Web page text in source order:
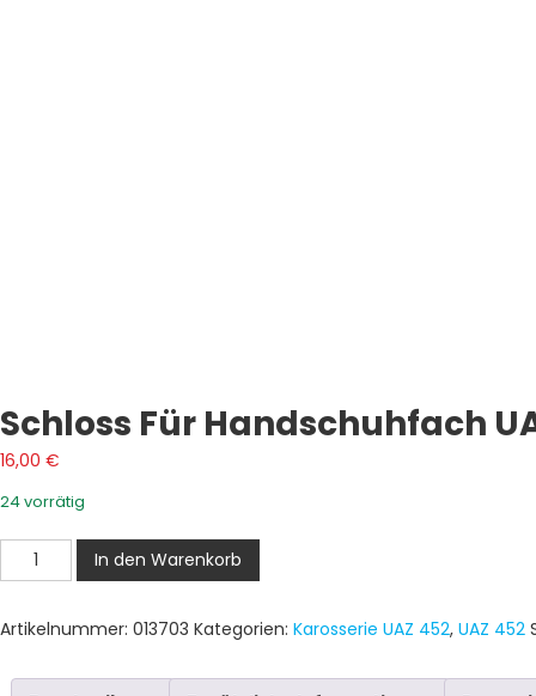
Schloss Für Handschuhfach
16,00 €
24 vorrätig
Schloss
für
UAZ
452
In den Warenkorb
Artikelnummer: 013703 Kategorien: Karosserie UAZ 452, UAZ 452